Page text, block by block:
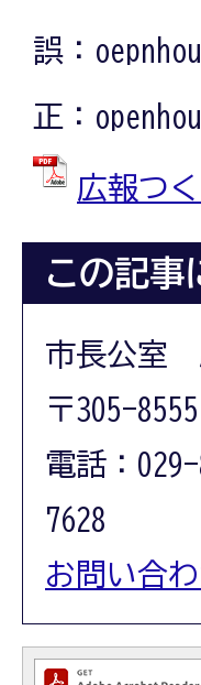
誤：
正：
広報つ
この記事
市長公室
〒305-
電話：
7628
お問い合